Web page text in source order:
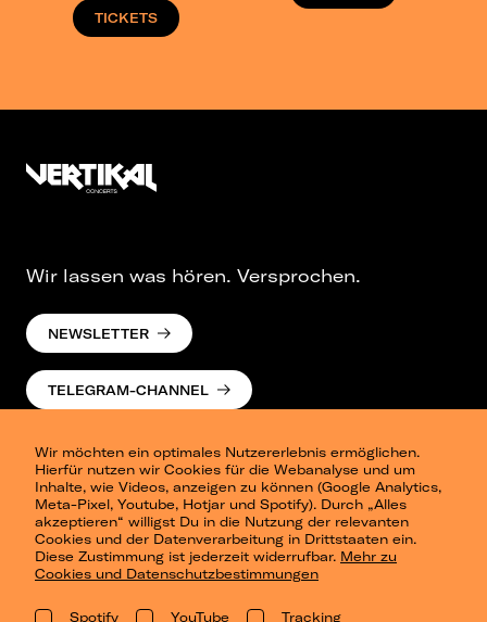
TICKETS
Wir möchten ein optimales Nutzererlebnis ermöglichen.
Hierfür nutzen wir Cookies für die Webanalyse und um
Inhalte, wie Videos, anzeigen zu können (Google Analytics,
Meta-Pixel, Youtube, Hotjar und Spotify). Durch „Alles
akzeptieren“ willigst Du in die Nutzung der relevanten
Cookies und der Datenverarbeitung in Drittstaaten ein.
Diese Zustimmung ist jederzeit widerrufbar. Mehr zu
Cookies und Datenschutzbestimmungen
Spotify YouTube Tracking
Wir lassen was hören. Versprochen.
NEWSLETTER
TELEGRAM-CHANNEL
Presse
Berlin
Dresden
Leipzig